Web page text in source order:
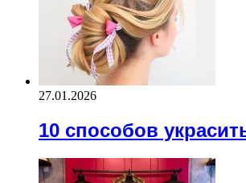
27.01.2026
10 способов